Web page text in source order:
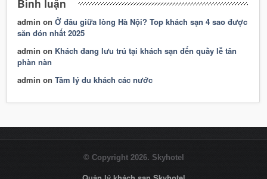
Bình luận
admin onỞ đâu giữa lòng Hà Nội? Top khách sạn 4 sao được
săn đón nhất 2025
admin on Khách đang lưu trú tại khách sạn đến quầy lễ tân
phàn nàn
admin onTâm lý du khách các nước
© Copyright 2026. Skyhotel